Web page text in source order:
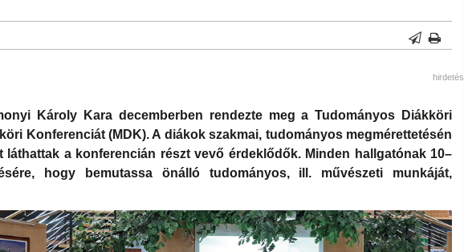
hirdetés
Károly Kara decemberben rendezte meg a Tudományos Diákköri
Konferenciát (MDK). A diákok szakmai, tudományos megmérettetésén
láthattak a konferencián részt vevő érdeklődők. Minden hallgatónak 10–
hogy bemutassa önálló tudományos, ill. művészeti munkáját,